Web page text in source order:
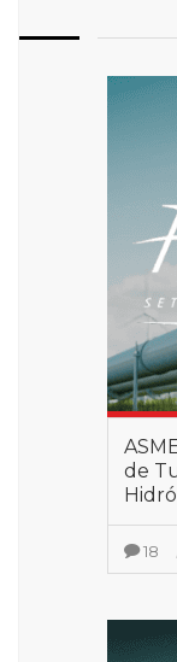
de
18